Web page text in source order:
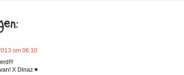
om 06:10
X Dinaz ♥